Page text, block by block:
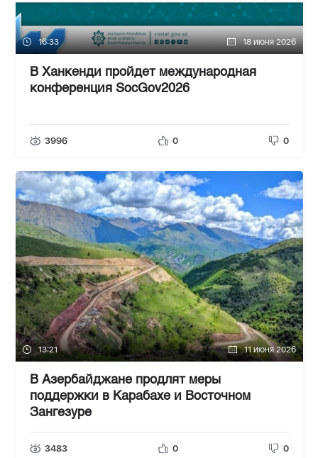
16:33 18 июня 2026
В Ханкенди пройдет международная
конференция SocGov2026
3996 0 0
13:21 11 июня 2026
В Азербайджане продлят меры
поддержки в Карабахе и Восточном
Зангезуре
3483 0 0